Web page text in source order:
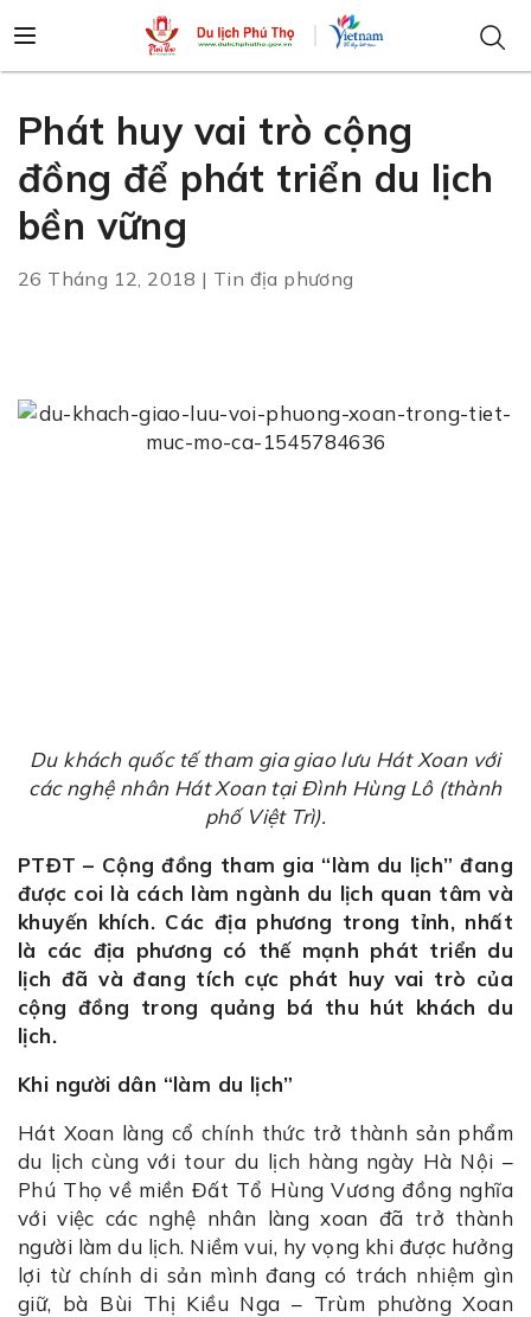
Phát huy vai trò cộng
đồng để phát triển du lịch
bền vững
26 Tháng 12, 2018 | Tin địa phương
Du khách quốc tế tham gia giao lưu Hát Xoan với
các nghệ nhân Hát Xoan tại Đình Hùng Lô (thành
phố Việt Trì).
PTĐT – Cộng đồng tham gia “làm du lịch” đang
được coi là cách làm ngành du lịch quan tâm và
khuyến khích. Các địa phương trong tỉnh, nhất
là các địa phương có thế mạnh phát triển du
lịch đã và đang tích cực phát huy vai trò của
cộng đồng trong quảng bá thu hút khách du
lịch.
Khi người dân “làm du lịch”
Hát Xoan làng cổ chính thức trở thành sản phẩm
du lịch cùng với tour du lịch hàng ngày Hà Nội –
Phú Thọ về miền Đất Tổ Hùng Vương đồng nghĩa
với việc các nghệ nhân làng xoan đã trở thành
người làm du lịch. Niềm vui, hy vọng khi được hưởng
lợi từ chính di sản mình đang có trách nhiệm gìn
giữ, bà Bùi Thị Kiều Nga – Trùm phường Xoan